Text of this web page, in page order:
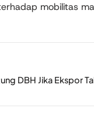
mobilitas
DBH Jika Ekspor